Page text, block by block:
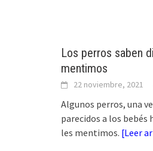
Los perros saben
mentimos
22 noviembre, 2021
Algunos perros, una
parecidos a los bebés
les mentimos. [Leer